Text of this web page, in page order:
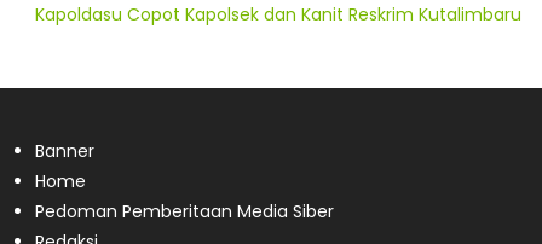
Kapoldasu Copot Kapolsek dan Kanit Reskrim Kutalimbaru
Banner
Home
Pedoman Pemberitaan Media Siber